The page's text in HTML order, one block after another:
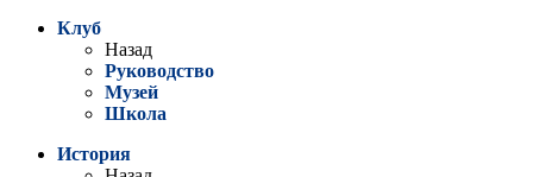
Клуб
Назад
Руководство
Музей
Школа
История